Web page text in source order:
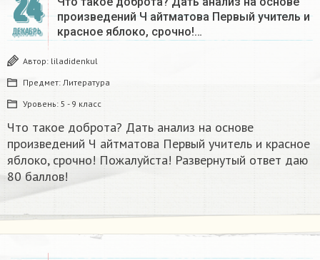
24
ДЕКАБРЬ
произведений Ч айтматова Первый учитель и
красное яблоко, срочно!…
Автор: liladidenkul
Предмет: Литература
Уровень: 5 - 9 класс
Что такое доброта? Дать анализ на основе
произведений Ч айтматова Первый учитель и красное
яблоко, срочно! Пожалуйста! Развернутый ответ даю
80 баллов!